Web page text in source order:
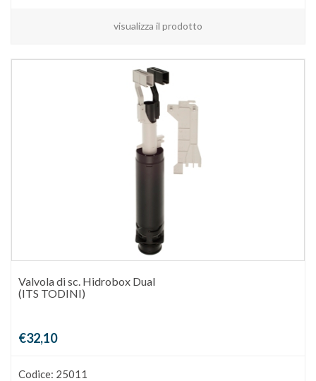
visualizza il prodotto
Valvola di sc. Hidrobox Dual
(ITS TODINI)
€32,10
Codice: 25011